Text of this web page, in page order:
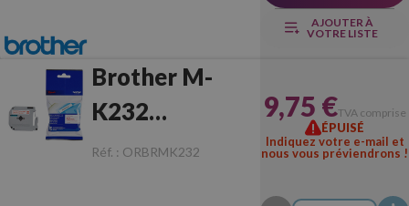
AJOUTER À
VOTRE LISTE
Brother M-
K232
Rouge/Blanc
Réf. : ORBRMK232
9,75 €TVA comprise
ÉPUISÉ
Indiquez votre e-mail et
nous vous préviendrons !